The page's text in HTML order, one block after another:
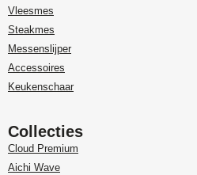
Vleesmes
Steakmes
Messenslijper
Accessoires
Keukenschaar
Collecties
Cloud Premium
Aichi Wave